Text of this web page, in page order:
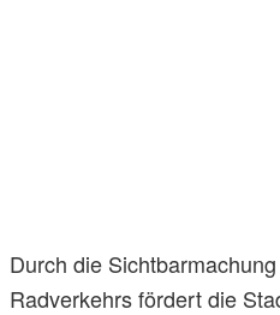
Durch die
Radverkehrs fördert die